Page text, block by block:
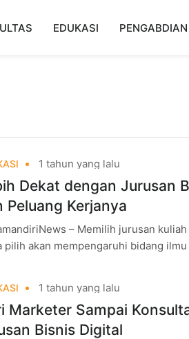
EDUKASI
1 tahun yang lalu
Dekat dengan Jurusan
Peluang Kerjanya
– Memilih jurusan
pilih akan mempengaruhi bidang
1 tahun yang lalu
Marketer Sampai
Bisnis Digital